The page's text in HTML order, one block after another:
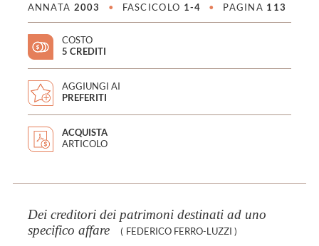
ANNATA 2003 • FASCICOLO 1-4 • PAGINA 113
COSTO
5 CREDITI
AGGIUNGI AI
PREFERITI
ACQUISTA
ARTICOLO
Dei creditori dei patrimoni destinati ad uno
specifico affare
( FEDERICO FERRO-LUZZI )